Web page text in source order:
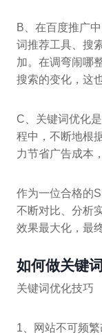
B、在百度推广
词推荐工具、搜
加。在调弯闹哪
搜索的变化，这
C、关键词优化
程中，不断地根
力节省广告成本
作为一位合格的
不断对比、分析
效果最大化，最
如何做关键
关键词优化技巧
1、网站不可频